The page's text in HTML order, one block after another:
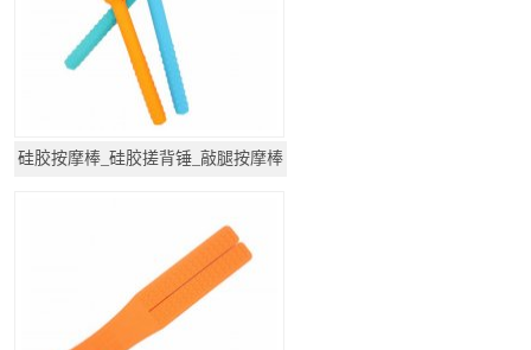
硅胶按摩棒_硅胶搓背锤_敲腿按摩棒